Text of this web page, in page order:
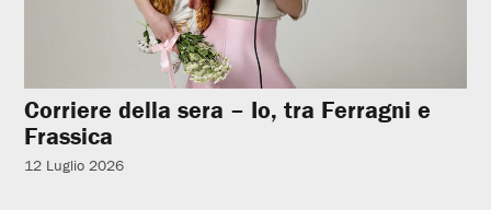
Corriere della sera – Io, tra Ferragni e
Frassica
12 Luglio 2026